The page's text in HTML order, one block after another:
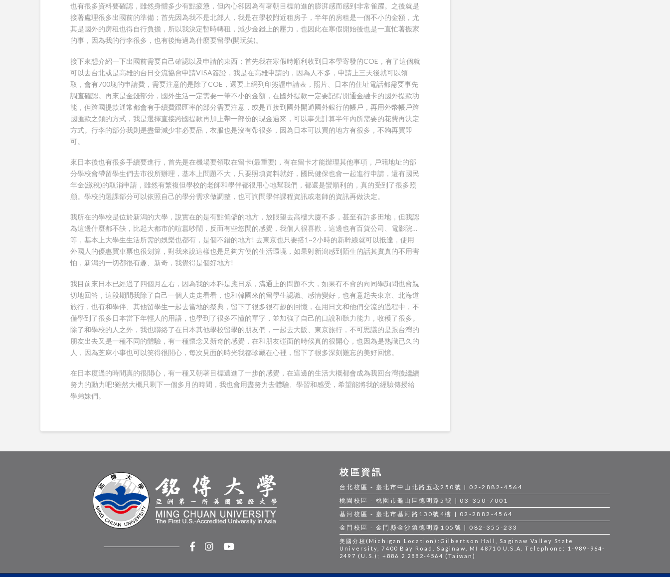
也有很多資料要確認，雖然身體多少有點疲憊，但內心卻因為有著朝目標前進的膨湃感而感到非常雀躍。之後就是
接著處理很多出國前的準備；首先因為我不是北部人，我是在學校附近租房子，半年的房租是一個不小的金額，尤
其是國外的房租也得自行負擔，所以我決定暫時轉租，減少金錢上的壓力，也因此在寒假開始後也是一直忙著搬家
的事，因為我的行李很多，也有後悔過為什麼要留學(開玩笑)。
接下來想介紹一下出國前需要自己確認以及申請的東西；首先我在寒假時順利收到日本學寄發的COE，有了這個就
可以去台北或是高雄的台日交流協會申請VISA簽證，我是在高雄申請的，因為人不多，申請上三天後就可以領
取，會有700塊的申請費，需要注意的是除了COE，還要上網列印簽證申請表，照片、日本的住址電話都需要事先
調查確認。再來是金錢部分，國外生活一定需要一筆不小的金額，在國外提款一定要記得開通金融卡的國外提款功
能，但跨國提款通常都會有手續費跟匯率的部分需要注意，或是直接到國外開通國外銀行的帳戶，再用外幣帳戶跨
國匯款之類的方式，我是選擇直接跨國提款再加上帶一部份的現金過來，可以事先計算半年內所需要的花費再決定
方式。行李的部分我則是盡量減少非必要品，衣服也是沒有帶很多，因為日本可以買的地方有很多，不夠再買即
可。
來日本後也有很多手續要進行，首先是在機場要領取在留卡(最重要)，有在留卡才能辦理其他事項，戶籍地址的部
分學校會帶留學生們去市役所辦理，基本上問題不大，只要照填資料就好，國民健保也會一起進行申請，還有國民
年金(繳稅)的取消申請，雖然有繁複但學校的老師和學伴都很用心地幫我們，都還是蠻順利的，真的受到了很多照
顧。學校的選課部分可以依照自己的學分需求做調整，也可詢問學伴課程資訊或老師的資訊再做決定。
我所在的學校是位於新潟的大學，說實在的是有點偏僻的地方，放眼望去高樓大廈不多，甚至有許多田地，但我認
為這邊什麼都不缺，比起大都市的喧囂吵鬧，反而有些悠閒的感覺，我個人很喜歡，這邊也有百貨公司、電影院…
等，基本上大學生生活所需的娛樂也都有，是個不錯的地方! 去東京也只要搭1~2小時的新幹線就可以抵達，使用
外國人的優惠買車票也很划算，對我來說這樣也是足夠方便的生活環境，如果對新潟感到陌生的話其實真的不用害
怕，新潟的一切都很有趣、新奇，我覺得是個好地方!
我目前來日本已經過了四個月左右，因為我的本科是應日系，溝通上的問題不大，如果有不會的向同學詢問也會親
切地回答，這段期間我除了自己一個人走走看看，也和韓國來的留學生認識、感情變好，也有意起去東京、北海道
旅行，也有和學伴、其他留學生一起去當地的祭典，留下了很多很有趣的回憶，在用日文和他們交流的過程中，不
僅學到了很多日本當下年輕人的用語，也學到了很多不懂的單字，並加強了自己的口說和聽力能力，收穫了很多。
除了和學校的人之外，我也聯絡了在日本其他學校留學的朋友們，一起去大阪、東京旅行，不可思議的是跟台灣的
朋友出去又是一種不同的體驗，有一種懷念又新奇的感覺，在和朋友碰面的時候真的很開心，也因為是熟識已久的
人，因為芝麻小事也可以笑得很開心，每次見面的時光我都珍藏在心裡，留下了很多深刻難忘的美好回憶。
在日本度過的時間真的很開心，有一種又朝著目標邁進了一步的感覺，在這邊的生活大概都會成為我回台灣後繼續
努力的動力吧!雖然大概只剩下一個多月的時間，我也會用盡努力去體驗、學習和感受，希望能將我的經驗傳授給
學弟妹們。
校區資訊
台北校區 - 臺北市中山北路五段250號 | 02-2882-4564
桃園校區 - 桃園市龜山區德明路5號 | 03-350-7001
基河校區 - 臺北市基河路130號4樓 | 02-2882-4564
金門校區 - 金門縣金沙鎮德明路105號 | 082-355-233
美國分校(Michigan Location):Gilbertson Hall, Saginaw Valley State
University, 7400 Bay Road, Saginaw, MI 48710 U.S.A. Telephone: 1-989-964-
2497 (U.S.); +886 2 2882-4564 (Taiwan)